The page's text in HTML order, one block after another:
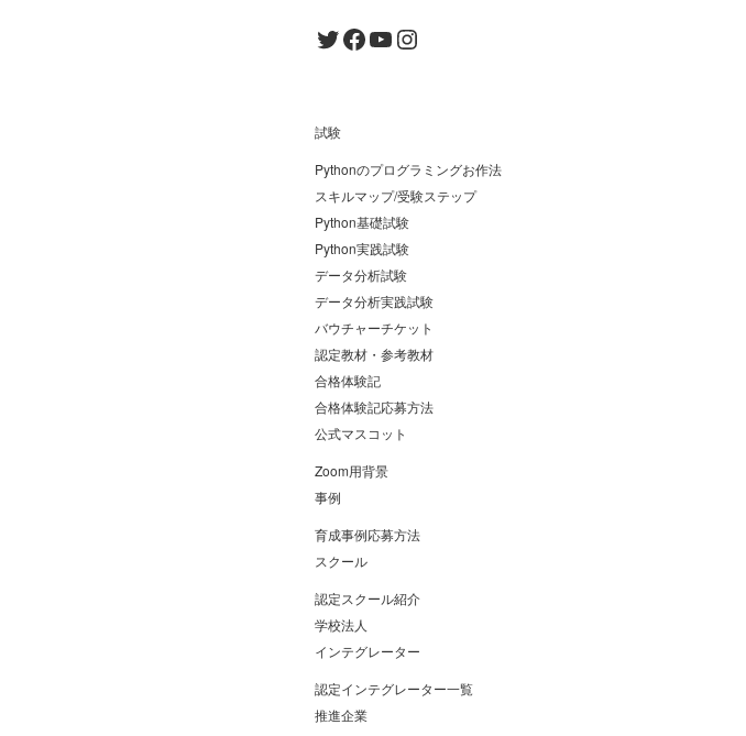
Twitter
Facebook
YouTube
Instagram
試験
Pythonのプログラミングお作法
スキルマップ/受験ステップ
Python基礎試験
Python実践試験
データ分析試験
データ分析実践試験
バウチャーチケット
認定教材・参考教材
合格体験記
合格体験記応募方法
公式マスコット
Zoom用背景
事例
育成事例応募方法
スクール
認定スクール紹介
学校法人
インテグレーター
認定インテグレーター一覧
推進企業